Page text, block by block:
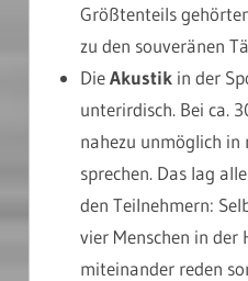
Größtenteils
zu den souveränen
DieAkustik in der
unterirdisch. Bei ca.
nahezu unmöglich
sprechen. Das lag
den Teilnehmern:
vier Menschen in der
miteinander reden